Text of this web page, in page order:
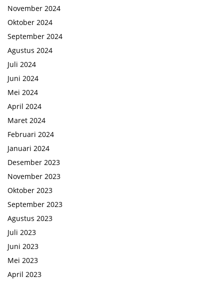
November 2024
Oktober 2024
September 2024
Agustus 2024
Juli 2024
Juni 2024
Mei 2024
April 2024
Maret 2024
Februari 2024
Januari 2024
Desember 2023
November 2023
Oktober 2023
September 2023
Agustus 2023
Juli 2023
Juni 2023
Mei 2023
April 2023